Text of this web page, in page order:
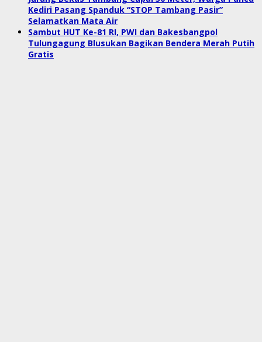
Kediri Pasang Spanduk “STOP Tambang Pasir”
Selamatkan Mata Air
Sambut HUT Ke-81 RI, PWI dan Bakesbangpol
Tulungagung Blusukan Bagikan Bendera Merah Putih
Gratis